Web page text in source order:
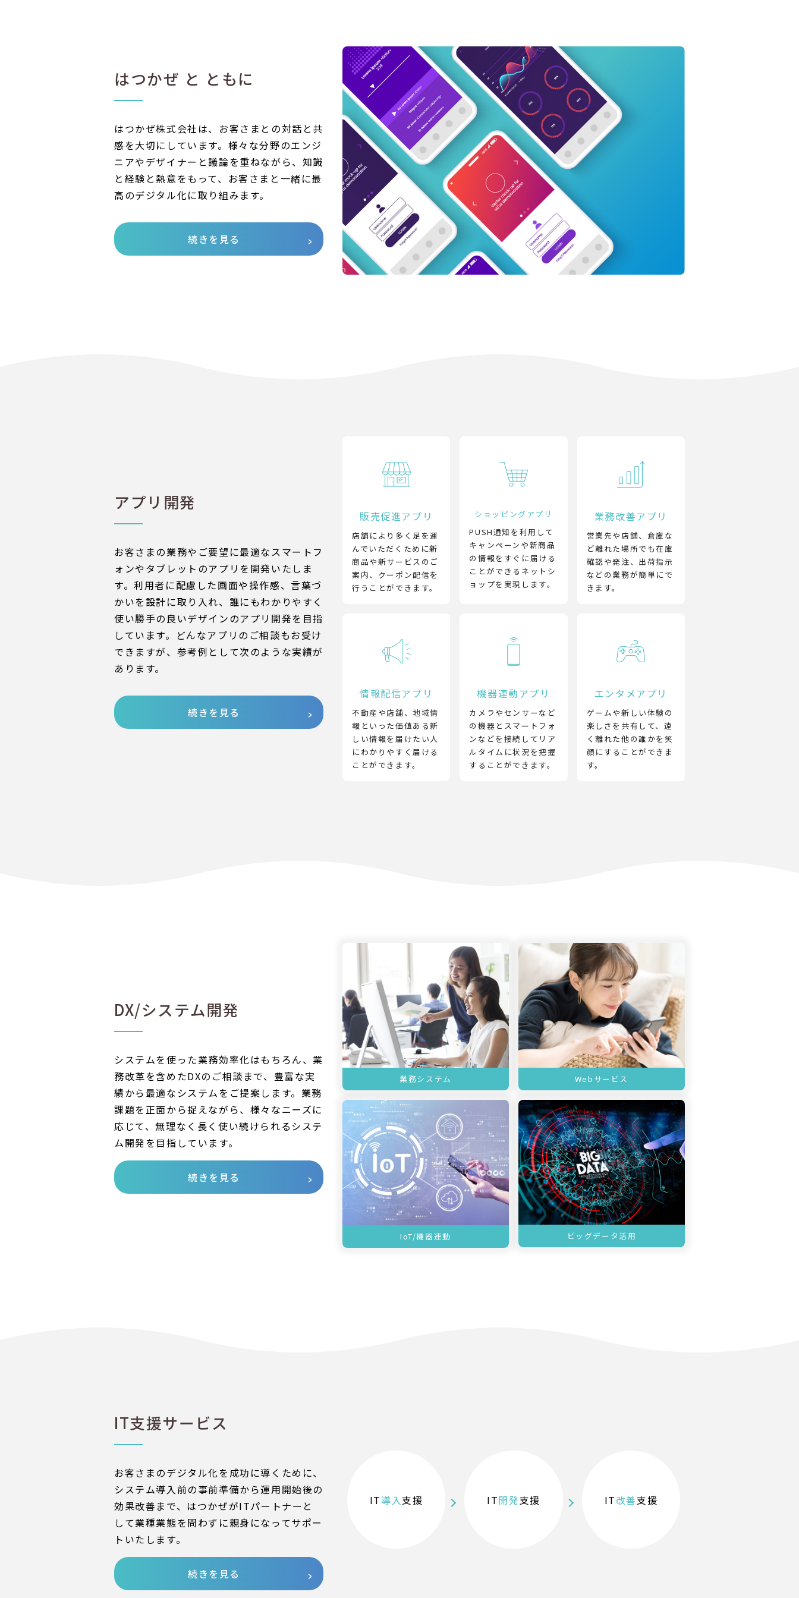
はつかぜ と ともに
はつかぜ株式会社は、お客さまとの対話と共
感を大切にしています。様々な分野のエンジ
ニアやデザイナーと議論を重ねながら、知識
と経験と熱意をもって、お客さまと一緒に最
高のデジタル化に取り組みます。
続きを見る
アプリ開発
お客さまの業務やご要望に最適なスマートフ
ォンやタブレットのアプリを開発いたしま
す。利用者に配慮した画面や操作感、言葉づ
かいを設計に取り入れ、誰にもわかりやすく
使い勝手の良いデザインのアプリ開発を目指
しています。どんなアプリのご相談もお受け
できますが、参考例として次のような実績が
あります。
続きを見る
販売促進アプリ
店舗により多く足を運
んでいただくために新
商品や新サービスのご
案内、クーポン配信を
行うことができます。
ショッピングアプリ
PUSH通知を利用して
キャンペーンや新商品
の情報をすぐに届ける
ことができるネットシ
ョップを実現します。
業務改善アプリ
営業先や店舗、倉庫な
ど離れた場所でも在庫
確認や発注、出荷指示
などの業務が簡単にで
きます。
情報配信アプリ
不動産や店舗、地域情
報といった価値ある新
しい情報を届けたい人
にわかりやすく届ける
ことができます。
機器連動アプリ
カメラやセンサーなど
の機器とスマートフォ
ンなどを接続してリア
ルタイムに状況を把握
することができます。
エンタメアプリ
ゲームや新しい体験の
楽しさを共有して、遠
く離れた他の誰かを笑
顔にすることができま
す。
DX/システム開発
システムを使った業務効率化はもちろん、業
務改革を含めたDXのご相談まで、豊富な実
績から最適なシステムをご提案します。業務
課題を正面から捉えながら、様々なニーズに
応じて、無理なく長く使い続けられるシステ
ム開発を目指しています。
続きを見る
業務システム Webサービス
IoT/機器連動 ビッグデータ活用
IT支援サービス
お客さまのデジタル化を成功に導くために、
システム導入前の事前準備から運用開始後の
効果改善まで、はつかぜがITパートナーと
して業種業態を問わずに親身になってサポー
トいたします。
続きを見る
IT導入支援 IT開発支援 IT改善支援